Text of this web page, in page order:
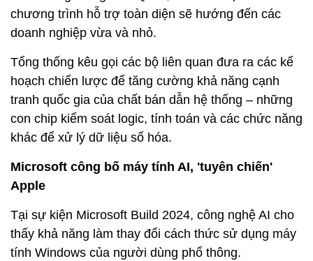
chương trình hỗ trợ toàn diện sẽ hướng đến các
doanh nghiệp vừa và nhỏ.
Tổng thống kêu gọi các bộ liên quan đưa ra các kế
hoạch chiến lược để tăng cường khả năng cạnh
tranh quốc gia của chất bán dẫn hệ thống – những
con chip kiểm soát logic, tính toán và các chức năng
khác để xử lý dữ liệu số hóa.
Microsoft công bố máy tính AI, 'tuyên chiến'
Apple
Tại sự kiện Microsoft Build 2024, công nghệ AI cho
thấy khả năng làm thay đổi cách thức sử dụng máy
tính Windows của người dùng phổ thông.